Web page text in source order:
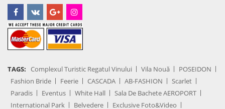
TAGS: Complexul Turistic Regatul Vinului Vila Nouă
POSEIDON
Fashion Bride
Feerie CASCADA AB-FASHION
Scarlet
Paradis
Eventus White Hall
Sala De Bachete AEROPORT
International Park
Belvedere
Exclusive Foto&Video